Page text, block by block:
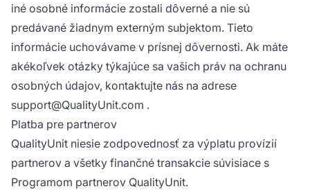
iné osobné informácie zostali dôverné a nie sú
predávané žiadnym externým subjektom. Tieto
informácie uchovávame v prísnej dôvernosti. Ak máte
akékoľvek otázky týkajúce sa vašich práv na ochranu
osobných údajov, kontaktujte nás na adrese
support@QualityUnit.com .
Platba pre partnerov
QualityUnit niesie zodpovednosť za výplatu provízií
partnerov a všetky finančné transakcie súvisiace s
Programom partnerov QualityUnit.